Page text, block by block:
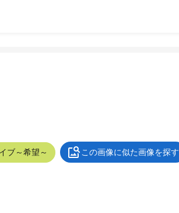
ブ～希望～ この画像に似た画像を探す